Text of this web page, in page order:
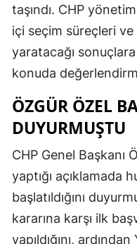
taşındı. CHP
içi seçim süreçleri ve
yaratacağı
konuda
ÖZGÜR ÖZEL
DUYURMUŞTU
CHP Genel Başkanı
yaptığı açıklamada
başlatıldığını
kararına karşı ilk
yapıldığını,